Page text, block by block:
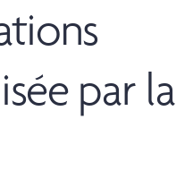
par la